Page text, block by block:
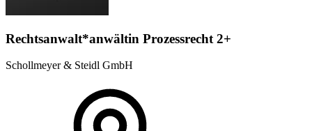
Rechtsanwalt*anwältin Prozessrecht 2+
Schollmeyer & Steidl GmbH